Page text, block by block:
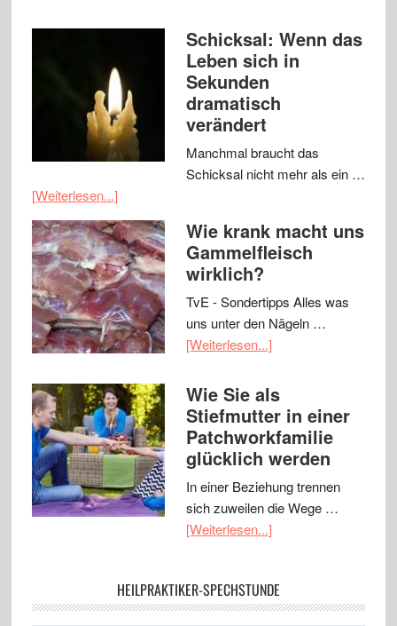
Schicksal: Wenn das
Leben sich in
Sekunden
dramatisch
verändert
Manchmal braucht das
Schicksal nicht mehr als ein …
[Weiterlesen...]
Wie krank macht uns
Gammelfleisch
wirklich?
TvE - Sondertipps Alles was
uns unter den Nägeln …
[Weiterlesen...]
Wie Sie als
Stiefmutter in einer
Patchworkfamilie
glücklich werden
In einer Beziehung trennen
sich zuweilen die Wege …
[Weiterlesen...]
HEILPRAKTIKER-SPECHSTUNDE